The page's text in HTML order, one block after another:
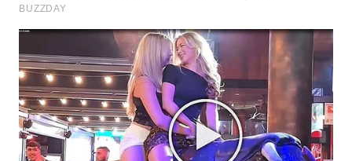
INDRAMAYU
WN
KUNINGAN
WN
MAJALENGKA